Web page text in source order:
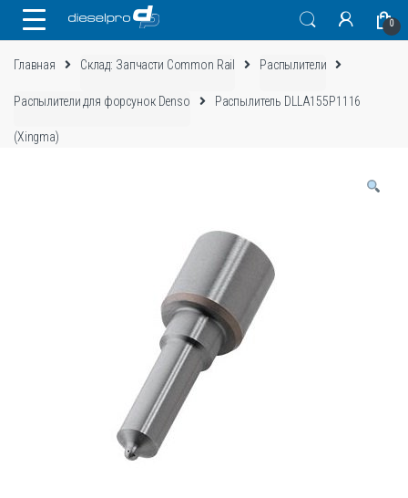
0
Главная Склад: Запчасти Common Rail Распылители
Распылители для форсунок Denso Распылитель DLLA155P1116
(Xingma)